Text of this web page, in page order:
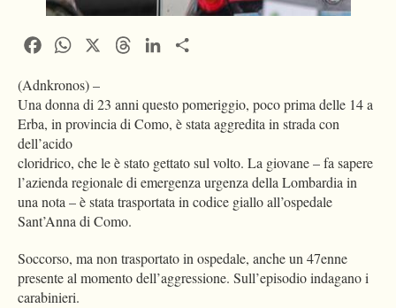
FacebookWhatsApp ThreadsLinkedIn
(Adnkronos) –
Una donna di 23 anni questo pomeriggio, poco prima delle 14 a
Erba, in provincia di Como, è stata aggredita in strada con
dell’acido
cloridrico, che le è stato gettato sul volto. La giovane – fa sapere
l’azienda regionale di emergenza urgenza della Lombardia in
una nota – è stata trasportata in codice giallo all’ospedale
Sant’Anna di Como.
Soccorso, ma non trasportato in ospedale, anche un 47enne
presente al momento dell’aggressione. Sull’episodio indagano i
carabinieri.